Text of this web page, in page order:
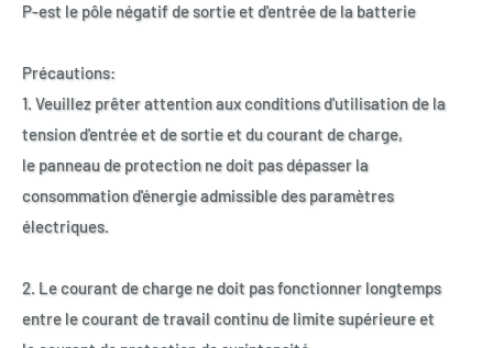
P-est le pôle négatif de sortie et d'entrée de la batterie
Précautions:
1. Veuillez prêter attention aux conditions d'utilisation de la
tension d'entrée et de sortie et du courant de charge,
le panneau de protection ne doit pas dépasser la
consommation d'énergie admissible des paramètres
électriques.
2. Le courant de charge ne doit pas fonctionner longtemps
entre le courant de travail continu de limite supérieure et